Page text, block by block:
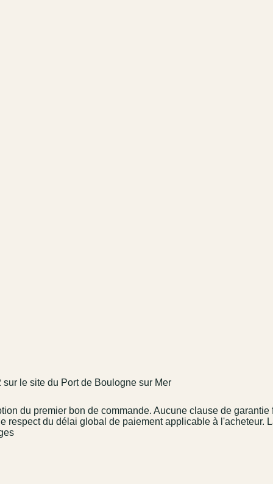
le site du Port de Boulogne sur Mer
du premier bon de commande. Aucune clause de
respect du délai global de paiement applicable à l'acheteur.